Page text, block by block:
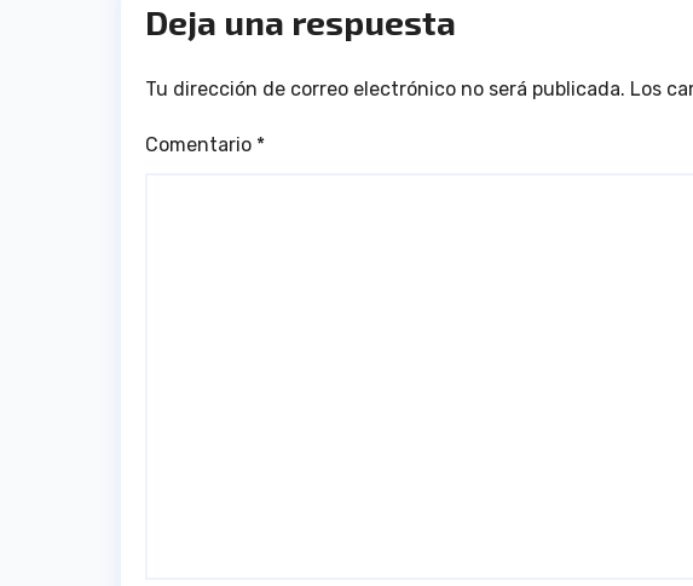
Deja una respuesta
Tu dirección de correo electrónico no será publicada. Los
Comentario *